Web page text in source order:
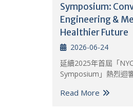
Symposium:
Engineering &
Healthier Future
2026-06-24
延續2025年首屆「
Symposium」熱烈迴
Read More